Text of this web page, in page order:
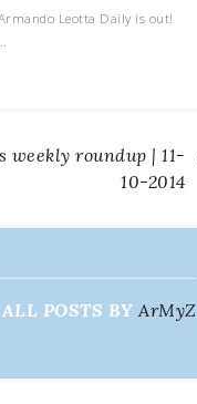
Leotta Daily is out!
weekly roundup | 11-
10-2014
POSTS BYArMyZ